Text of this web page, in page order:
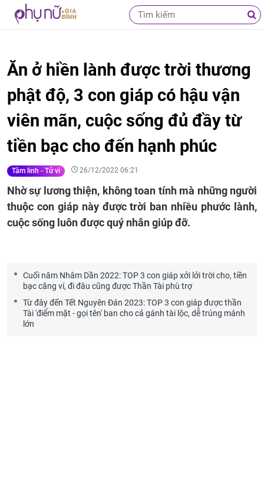
Ăn ở hiền lành được trời thương
phật độ, 3 con giáp có hậu vận
viên mãn, cuộc sống đủ đầy từ
tiền bạc cho đến hạnh phúc
Tâm linh - Tử vi 26/12/2022 06:21
Nhờ sự lương thiện, không toan tính mà những người
thuộc con giáp này được trời ban nhiều phước lành,
cuộc sống luôn được quý nhân giúp đỡ.
Cuối năm Nhâm Dần 2022: TOP 3 con giáp xởi lởi trời cho, tiền
bạc căng ví, đi đâu cũng được Thần Tài phù trợ
Từ đây đến Tết Nguyên Đán 2023: TOP 3 con giáp được thần
Tài 'điểm mặt - gọi tên' ban cho cả gánh tài lộc, dễ trúng mánh
lớn